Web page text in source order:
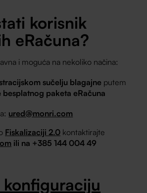
korisnik
eRačuna?
i moguća na nekoliko načina:
sučelju blagajne putem
paketa eRačuna
ured@monri.com
Fiskalizaciji 2.0 kontaktirajte
ili na +385 144 004 49
konfiguraciju